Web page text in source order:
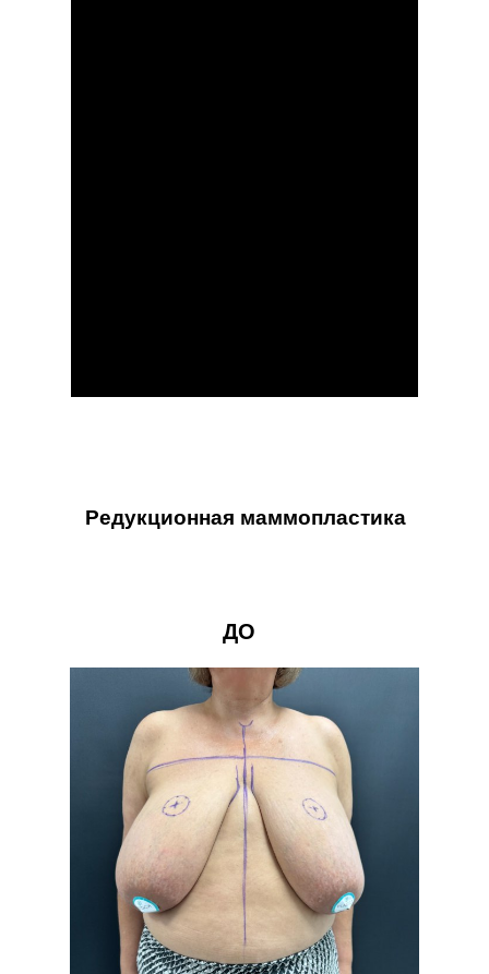
Редукционная маммопластика
ДО